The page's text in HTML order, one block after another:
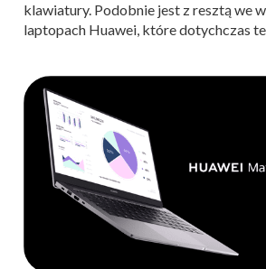
klawiatury. Podobnie jest z resztą we
laptopach Huawei, które dotychczas